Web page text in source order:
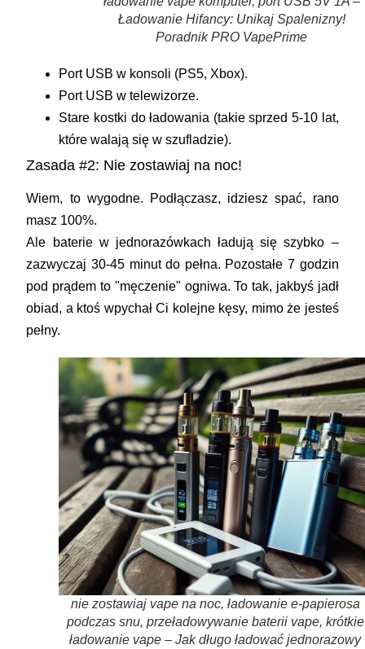
Ładowanie Hifancy: Unikaj Spalenizny!
Poradnik PRO VapePrime
Port USB w konsoli (PS5, Xbox).
Port USB w telewizorze.
Stare kostki do ładowania (takie sprzed 5-10 lat,
które walają się w szufladzie).
Zasada #2: Nie zostawiaj na noc!
Wiem, to wygodne. Podłączasz, idziesz spać, rano
masz 100%.
Ale baterie w jednorazówkach ładują się szybko –
zazwyczaj 30-45 minut do pełna. Pozostałe 7 godzin
pod prądem to "męczenie" ogniwa. To tak, jakbyś jadł
obiad, a ktoś wpychał Ci kolejne kęsy, mimo że jesteś
pełny.
nie zostawiaj vape na noc, ładowanie e-papierosa
podczas snu, przeładowywanie baterii vape, krótkie
ładowanie vape – Jak długo ładować jednorazowy